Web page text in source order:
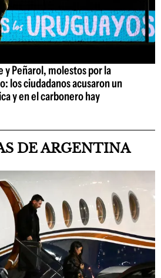
Peñarol, molestos por la
los ciudadanos acusaron un
y en el carbonero hay
DE ARGENTINA